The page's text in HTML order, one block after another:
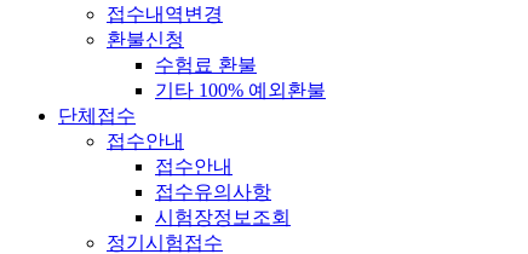
접수내역변경
환불신청
수험료 환불
기타 100% 예외환불
단체접수
접수안내
접수안내
접수유의사항
시험장정보조회
정기시험접수